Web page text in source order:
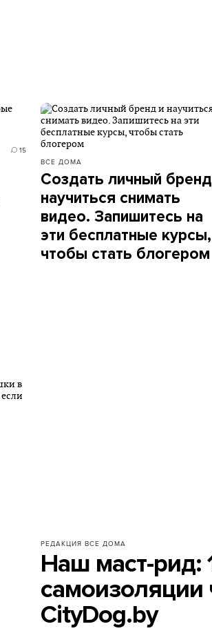
15
ВСЕ ДОМА
Создать личный
научиться снимать
видео. Запишитесь на
эти бесплатные курсы,
чтобы стать блогером
РЕДАКЦИЯ ВСЕ ДОМА
Наш маст-рид:
самоизоляции
CityDog.by